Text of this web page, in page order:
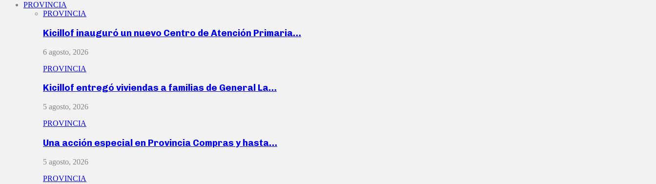
PROVINCIA
PROVINCIA
Kicillof inauguró un nuevo Centro de Atención Primaria…
6 agosto, 2026
PROVINCIA
Kicillof entregó viviendas a familias de General La…
5 agosto, 2026
PROVINCIA
Una acción especial en Provincia Compras y hasta…
5 agosto, 2026
PROVINCIA